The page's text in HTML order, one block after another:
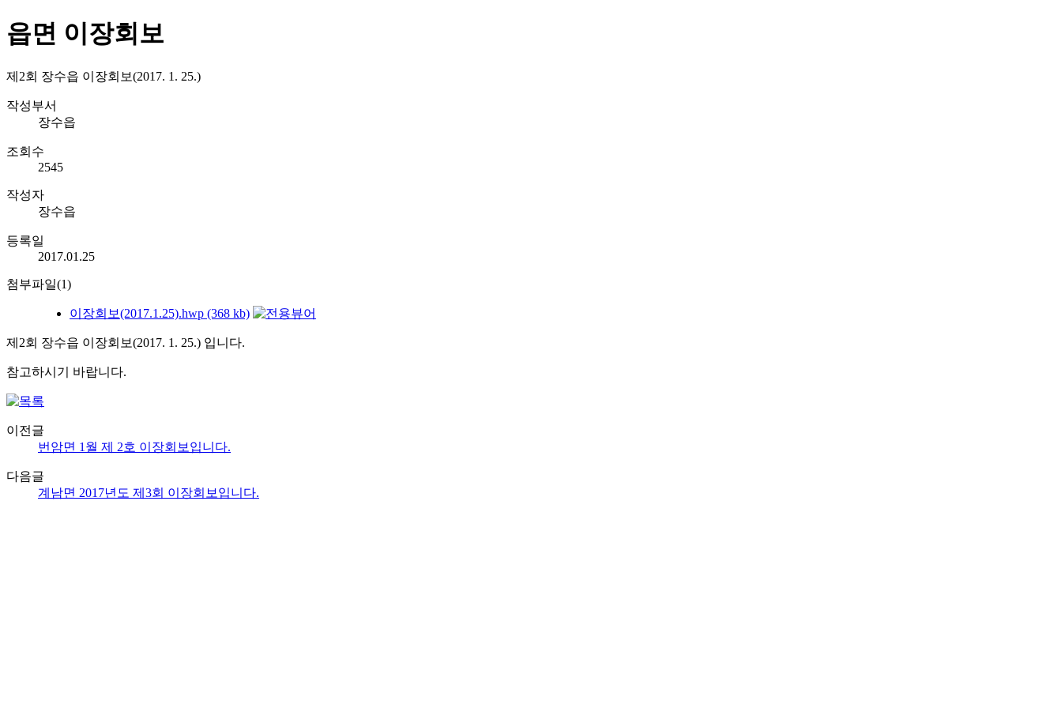
읍면 이장회보
제2회 장수읍 이장회보(2017. 1. 25.)
작성부서
장수읍
조회수
2545
작성자
장수읍
등록일
2017.01.25
첨부파일(1)
이장회보(2017.1.25).hwp (368 kb)
제2회 장수읍 이장회보(2017. 1. 25.) 입니다.
참고하시기 바랍니다.
이전글
번암면 1월 제 2호 이장회보입니다.
다음글
계남면 2017년도 제3회 이장회보입니다.